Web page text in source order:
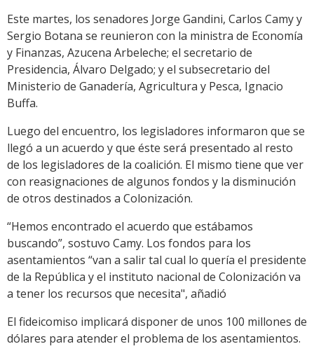
Este martes, los senadores Jorge Gandini, Carlos Camy y
Sergio Botana se reunieron con la ministra de Economía
y Finanzas, Azucena Arbeleche; el secretario de
Presidencia, Álvaro Delgado; y el subsecretario del
Ministerio de Ganadería, Agricultura y Pesca, Ignacio
Buffa.
Luego del encuentro, los legisladores informaron que se
llegó a un acuerdo y que éste será presentado al resto
de los legisladores de la coalición. El mismo tiene que ver
con reasignaciones de algunos fondos y la disminución
de otros destinados a Colonización.
“Hemos encontrado el acuerdo que estábamos
buscando”, sostuvo Camy. Los fondos para los
asentamientos “van a salir tal cual lo quería el presidente
de la República y el instituto nacional de Colonización va
a tener los recursos que necesita", añadió
El fideicomiso implicará disponer de unos 100 millones de
dólares para atender el problema de los asentamientos.